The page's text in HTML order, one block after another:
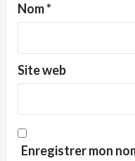
Nom*
Site web
Enregistrer mon